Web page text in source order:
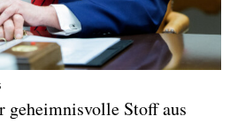
geheimnisvolle Stoff aus